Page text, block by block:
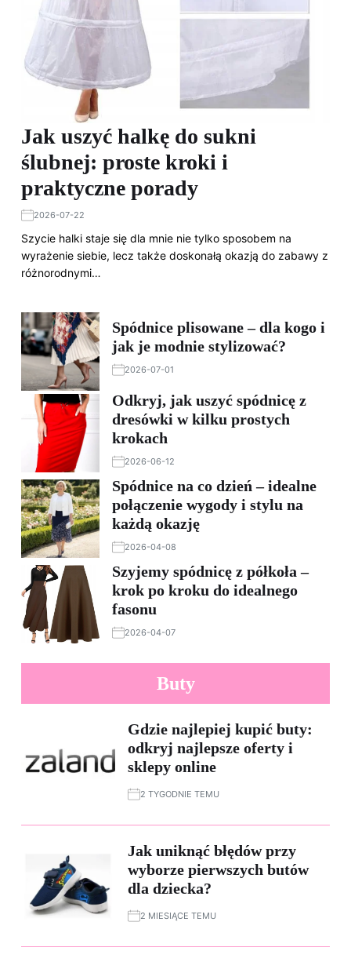
Jak uszyć halkę do sukni
ślubnej: proste kroki i
praktyczne porady
2026-07-22
Szycie halki staje się dla mnie nie tylko sposobem na
wyrażenie siebie, lecz także doskonałą okazją do zabawy z
różnorodnymi…
Spódnice plisowane – dla kogo i
jak je modnie stylizować?
2026-07-01
Odkryj, jak uszyć spódnicę z
dresówki w kilku prostych
krokach
2026-06-12
Spódnice na co dzień – idealne
połączenie wygody i stylu na
każdą okazję
2026-04-08
Szyjemy spódnicę z półkoła –
krok po kroku do idealnego
fasonu
2026-04-07
Buty
Gdzie najlepiej kupić buty:
odkryj najlepsze oferty i
sklepy online
2 TYGODNIE TEMU
Jak uniknąć błędów przy
wyborze pierwszych butów
dla dziecka?
2 MIESIĄCE TEMU